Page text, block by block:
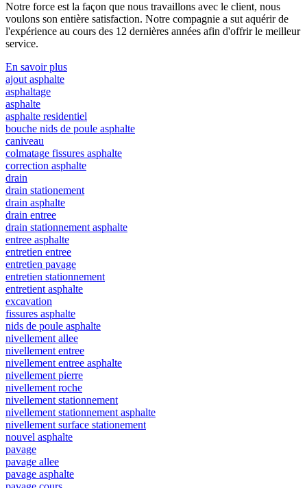
Notre force est la façon que nous travaillons avec le client, nous
voulons son entière satisfaction. Notre compagnie a sut aquérir de
l'expérience au cours des 12 dernières années afin d'offrir le meilleur
service.
En savoir plus
ajout asphalte
asphaltage
asphalte
asphalte residentiel
bouche nids de poule asphalte
caniveau
colmatage fissures asphalte
correction asphalte
drain
drain stationement
drain asphalte
drain entree
drain stationnement asphalte
entree asphalte
entretien entree
entretien pavage
entretien stationnement
entretient asphalte
excavation
fissures asphalte
nids de poule asphalte
nivellement allee
nivellement entree
nivellement entree asphalte
nivellement pierre
nivellement roche
nivellement stationnement
nivellement stationnement asphalte
nivellement surface stationement
nouvel asphalte
pavage
pavage allee
pavage asphalte